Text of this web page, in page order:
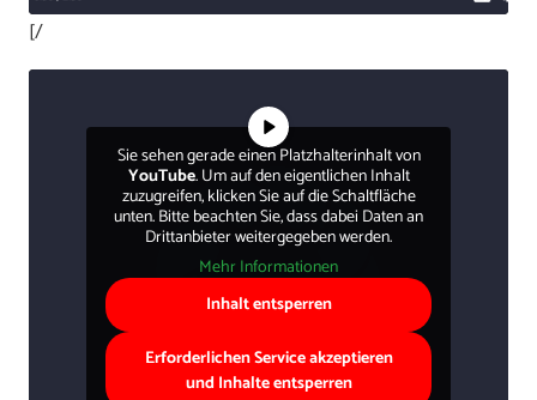
[/
Sie sehen gerade einen Platzhalterinhalt von
YouTube. Um auf den eigentlichen Inhalt
zuzugreifen, klicken Sie auf die Schaltfläche
unten. Bitte beachten Sie, dass dabei Daten an
Drittanbieter weitergegeben werden.
Mehr Informationen
Inhalt entsperren
Erforderlichen Service akzeptieren
und Inhalte entsperren